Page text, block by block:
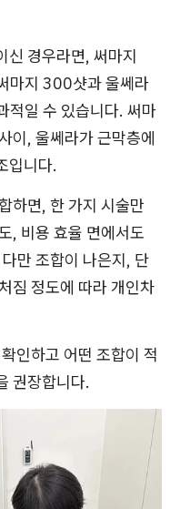
신 경우라면, 써마지
마지 300샷과 울쎄라
적일 수 있습니다. 써마
이, 울쎄라가 근막층에
입니다.
하면, 한 가지 시술만
, 비용 효율 면에서도
만 조합이 나은지, 단
짐 정도에 따라 개인차
인하고 어떤 조합이 적
권장합니다.